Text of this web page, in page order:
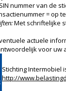
nummer van de
= op te
Met schriftelijke
actuele
voor uw
Stichting Intermobiel
http://